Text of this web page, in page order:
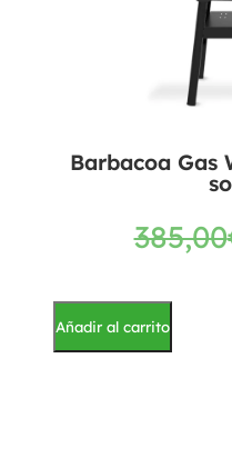
Barbacoa Gas
385,00
Añadir al carrito